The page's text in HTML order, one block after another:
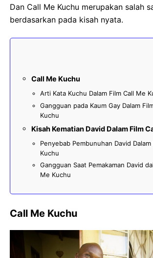
Dan Call Me Kuchu merupakan salah
berdasarkan pada kisah nyata.
Call Me Kuchu
Arti Kata Kuchu Dalam Film Call Me
Gangguan pada Kaum Gay Dalam
Kuchu
Kisah Kematian David Dalam Film
Penyebab Pembunuhan David Dalam
Kuchu
Gangguan Saat Pemakaman David
Me Kuchu
Call Me Kuchu